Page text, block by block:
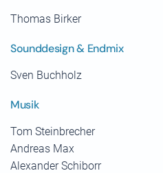
Thomas Birker
Sounddesign & Endmix
Sven Buchholz
Musik
Tom Steinbrecher
Andreas Max
Alexander Schiborr